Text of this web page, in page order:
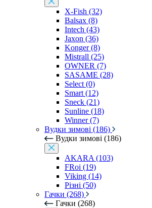
X-Fish (32)
Balsax (8)
Intech (43)
Jaxon (36)
Konger (8)
Mistrall (25)
OWNER (7)
SASAME (28)
Select (0)
Smart (12)
Sneck (21)
Sunline (18)
Winner (7)
Вудки зимові (186)
Вудки зимові (186)
AKARA (103)
FRoi (19)
Viking (14)
Різні (50)
Гачки (268)
Гачки (268)